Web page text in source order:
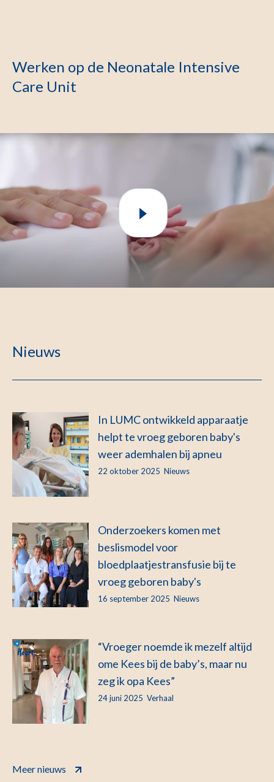
Werken op de Neonatale Intensive
Care Unit
Nieuws
In LUMC ontwikkeld apparaatje
helpt te vroeg geboren baby's
weer ademhalen bij apneu
22 oktober 2025 Nieuws
Onderzoekers komen met
beslismodel voor
bloedplaatjestransfusie bij te
vroeg geboren baby's
16 september 2025 Nieuws
“Vroeger noemde ik mezelf altijd
ome Kees bij de baby’s, maar nu
zeg ik opa Kees”
24 juni 2025 Verhaal
Meer nieuws